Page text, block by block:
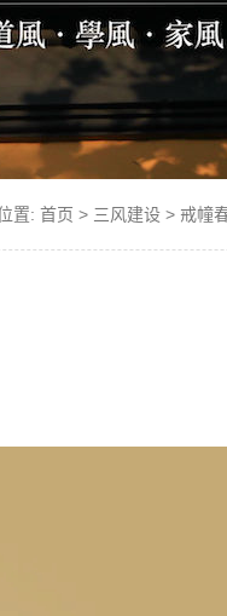
置: 首页 > 三风建设 > 戒幢